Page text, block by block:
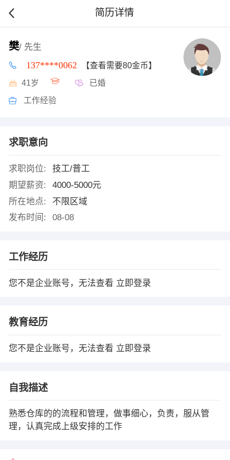
简历详情
樊/ 先生
137****0062 【查看需要80金币】
41岁 已婚
工作经验
求职意向
求职岗位:
技工/普工
期望薪资:
4000-5000元
所在地点:
不限区域
发布时间:
08-08
工作经历
您不是企业账号，无法查看 立即登录
教育经历
您不是企业账号，无法查看 立即登录
自我描述
熟悉仓库的的流程和管理，做事细心，负责，服从管
理，认真完成上级安排的工作